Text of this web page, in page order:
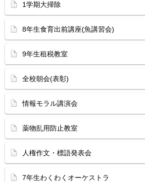
1学期大掃除
8年生食育出前講座(魚講習会)
9年生租税教室
全校朝会(表彰)
情報モラル講演会
薬物乱用防止教室
人権作文・標語発表会
7年生わくわくオーケストラ